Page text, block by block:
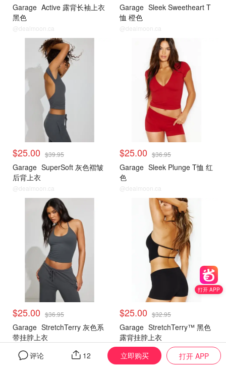
Garage Active 露背长袖上衣
黑色
@dealmoon.ca
Garage Sleek Sweetheart T
恤 橙色
@dealmoon.ca
<25刀合集
$25.00 $39.95
Garage SuperSoft 灰色褶皱
后背上衣
@dealmoon.ca
$25.00 $36.95
Garage Sleek Plunge T恤 红
色
@dealmoon.ca
$25.00 $36.95
Garage StretchTerry 灰色系
带挂脖上衣
@dealmoon.ca
$25.00 $32.95
Garage StretchTerry™ 黑色
露背挂脖上衣
@dealmoon.ca
打开 APP
评论 12 立即购买 打开 APP